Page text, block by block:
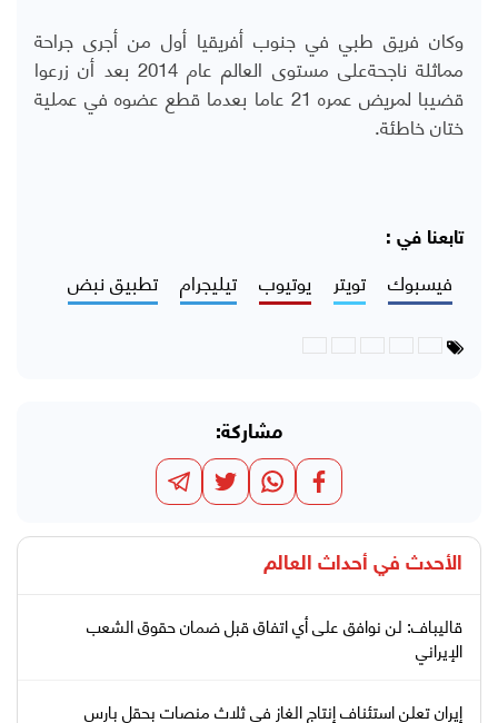
وكان فريق طبي في جنوب أفريقيا أول من أجرى جراحة
مماثلة ناجحةعلى مستوى العالم عام 2014 بعد أن زرعوا
قضيبا لمريض عمره 21 عاما بعدما قطع عضوه في عملية
ختان خاطئة.
تابعنا في :
فيسبوك تويتر يوتيوب تيليجرام تطبيق نبض
مشاركة:
الأحدث في أحداث العالم
قاليباف: لن نوافق على أي اتفاق قبل ضمان حقوق الشعب
الإيراني
إيران تعلن استئناف إنتاج الغاز في ثلاث منصات بحقل بارس